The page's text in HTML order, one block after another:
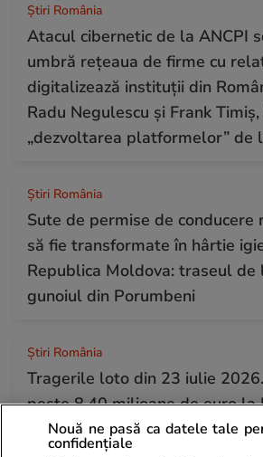
Știri România
Atacul cibernetic de la ANCPI
umbră rețeaua de firme cu
digitalizează instituții din
Radu Negulescu și Frank
„dezvoltarea platformelor” de
Știri România
Sute de permise de conducere
să fie transformate în hârtie
Republica Moldova: traseul de
gunoiul din Porumbeni
Știri România
Tragerile loto din 23 iulie
peste 8,40 milioane de euro la
categoria I
Nouă ne pasă ca datele tale
confidențiale